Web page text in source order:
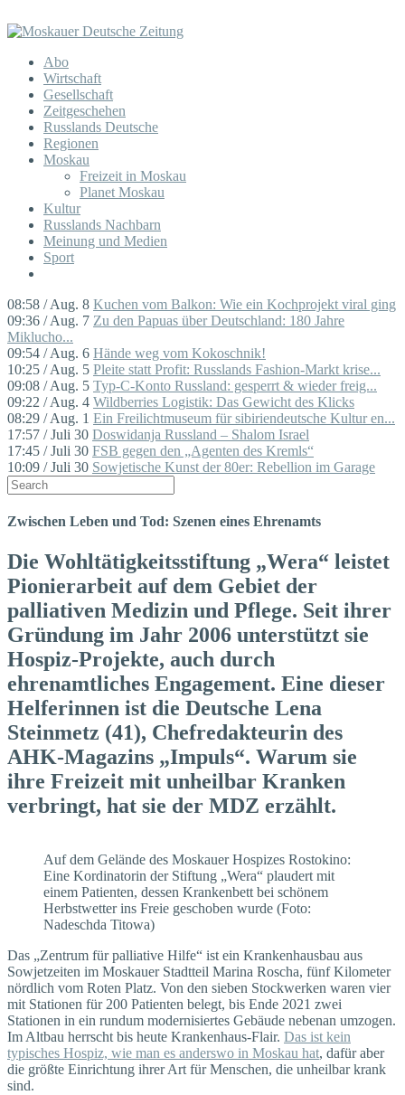
Abo
Wirtschaft
Gesellschaft
Zeitgeschehen
Russlands Deutsche
Regionen
Moskau
Freizeit in Moskau
Planet Moskau
Kultur
Russlands Nachbarn
Meinung und Medien
Sport
08:58 / Aug. 8 Kuchen vom Balkon: Wie ein Kochprojekt viral ging
09:36 / Aug. 7 Zu den Papuas über Deutschland: 180 Jahre
Miklucho...
09:54 / Aug. 6 Hände weg vom Kokoschnik!
10:25 / Aug. 5 Pleite statt Profit: Russlands Fashion-Markt krise...
09:08 / Aug. 5 Typ-C-Konto Russland: gesperrt & wieder freig...
09:22 / Aug. 4 Wildberries Logistik: Das Gewicht des Klicks
08:29 / Aug. 1 Ein Freilichtmuseum für sibiriendeutsche Kultur en...
17:57 / Juli 30 Doswidanja Russland – Shalom Israel
17:45 / Juli 30 FSB gegen den „Agenten des Kremls“
10:09 / Juli 30 Sowjetische Kunst der 80er: Rebellion im Garage
Zwischen Leben und Tod: Szenen eines Ehrenamts
Die Wohltätigkeitsstiftung „Wera“ leistet
Pionierarbeit auf dem Gebiet der
palliativen Medizin und Pflege. Seit ihrer
Gründung im Jahr 2006 unterstützt sie
Hospiz-Projekte, auch durch
ehrenamtliches Engagement. Eine dieser
Helferinnen ist die Deutsche Lena
Steinmetz (41), Chefredakteurin des
AHK-Magazins „Impuls“. Warum sie
ihre Freizeit mit unheilbar Kranken
verbringt, hat sie der MDZ erzählt.
Auf dem Gelände des Moskauer Hospizes Rostokino:
Eine Kordinatorin der Stiftung „Wera“ plaudert mit
einem Patienten, dessen Krankenbett bei schönem
Herbstwetter ins Freie geschoben wurde (Foto:
Nadeschda Titowa)
Das „Zentrum für palliative Hilfe“ ist ein Krankenhausbau aus
Sowjetzeiten im Moskauer Stadtteil Marina Roscha, fünf Kilometer
nördlich vom Roten Platz. Von den sieben Stockwerken waren vier
mit Stationen für 200 Patien­ten belegt, bis Ende 2021 zwei
Stationen in ein rundum modernisiertes Gebäude nebenan umzogen.
Im Altbau herrscht bis heute Krankenhaus-Flair. Das ist kein
typisches Hospiz, wie man es anderswo in Moskau hat, dafür aber
die größte Einrichtung ihrer Art für Menschen, die unheilbar krank
sind.